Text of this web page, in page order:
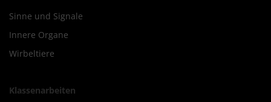
Sinne und Signale
Innere Organe
Wirbeltiere
Klassenarbeiten